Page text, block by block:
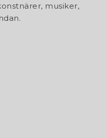
musiker,